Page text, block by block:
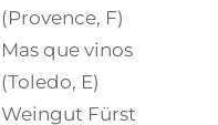
(Provence, F)
Mas que vinos
(Toledo, E)
Weingut Fürst